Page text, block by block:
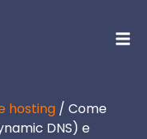
hosting / Come
DNS) e